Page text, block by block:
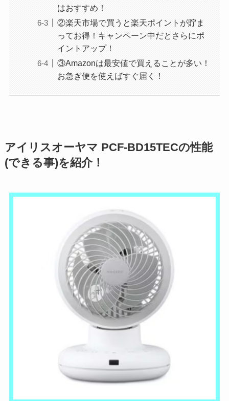
はおすすめ！
②楽天市場で買うと楽天ポイントが貯ま
ってお得！キャンペーン中だとさらにポ
イントアップ！
③Amazonは最安値で買えることが多い！
お急ぎ便を使えばすぐ届く！
アイリスオーヤマ PCF-BD15TECの性能
(できる事)を紹介！